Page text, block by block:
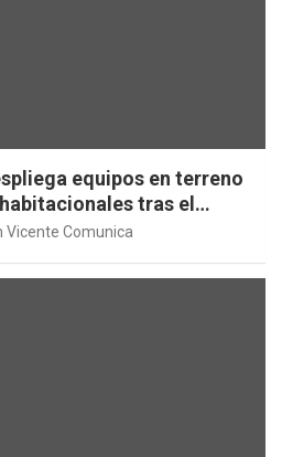
equipos en terreno
tras el
Vicente Comunica